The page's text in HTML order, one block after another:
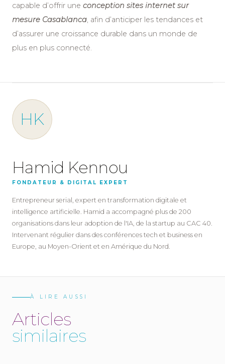
capable d’offrir une conception sites internet sur
mesure Casablanca , afin d’anticiper les tendances et
d’assurer une croissance durable dans un monde de
plus en plus connecté.
HK
Hamid Kennou
FONDATEUR & DIGITAL EXPERT
Entrepreneur serial, expert en transformation digitale et
intelligence artificielle. Hamid a accompagné plus de 200
organisations dans leur adoption de l'IA, de la startup au CAC 40.
Intervenant régulier dans des conférences tech et business en
Europe, au Moyen-Orient et en Amérique du Nord.
À LIRE AUSSI
Articles
similaires